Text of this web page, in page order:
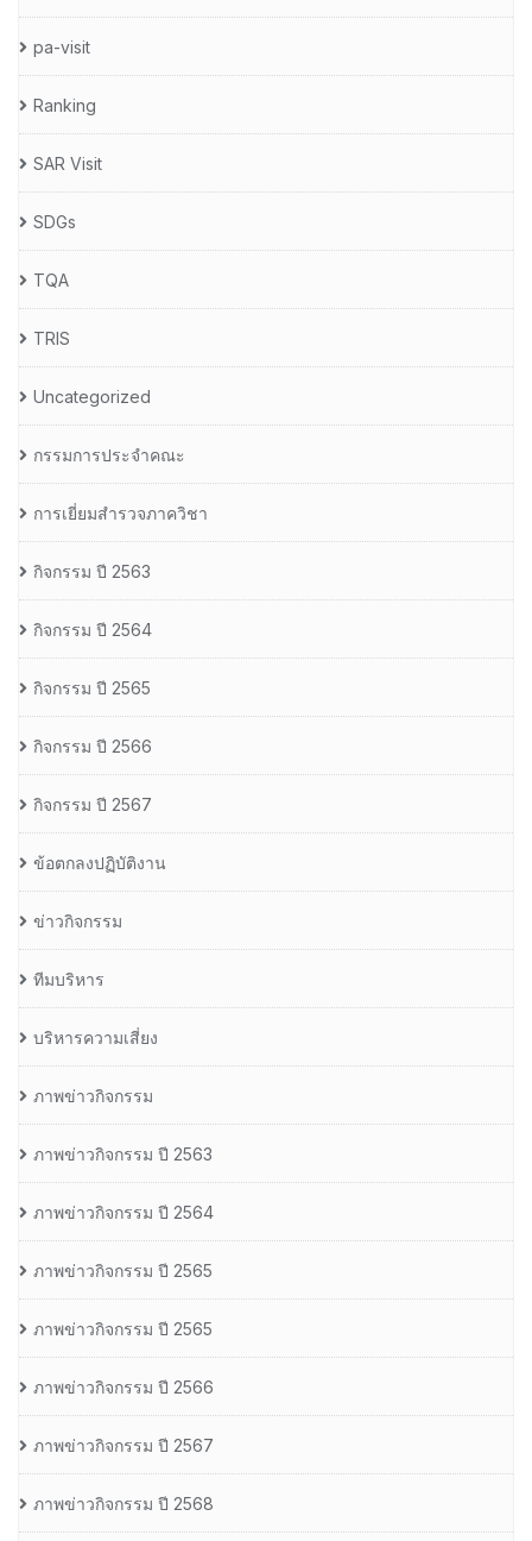
pa-visit
Ranking
SAR Visit
SDGs
TQA
TRIS
Uncategorized
กรรมการประจำคณะ
การเยี่ยมสำรวจภาควิชา
กิจกรรม ปี 2563
กิจกรรม ปี 2564
กิจกรรม ปี 2565
กิจกรรม ปี 2566
กิจกรรม ปี 2567
ข้อตกลงปฏิบัติงาน
ข่าวกิจกรรม
ทีมบริหาร
บริหารความเสี่ยง
ภาพข่าวกิจกรรม
ภาพข่าวกิจกรรม ปี 2563
ภาพข่าวกิจกรรม ปี 2564
ภาพข่าวกิจกรรม ปี 2565
ภาพข่าวกิจกรรม ปี 2565
ภาพข่าวกิจกรรม ปี 2566
ภาพข่าวกิจกรรม ปี 2567
ภาพข่าวกิจกรรม ปี 2568